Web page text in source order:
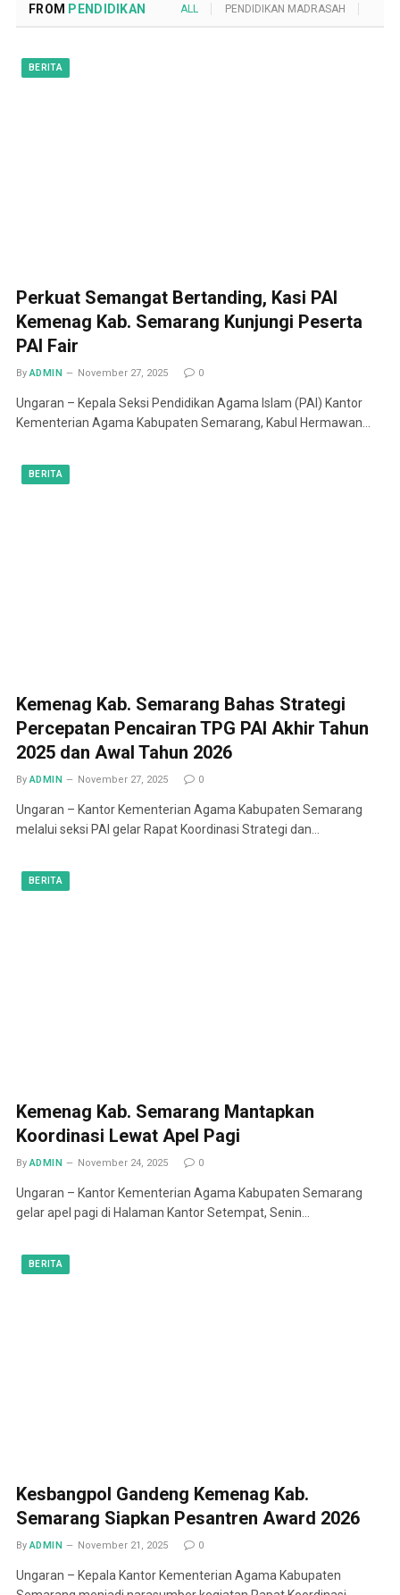
FROM PENDIDIKAN ALL PENDIDIKAN MADRASAH
BERITA
Perkuat Semangat Bertanding, Kasi PAI
Kemenag Kab. Semarang Kunjungi Peserta
PAI Fair
By ADMIN November 27, 2025 0
Ungaran – Kepala Seksi Pendidikan Agama Islam (PAI) Kantor
Kementerian Agama Kabupaten Semarang, Kabul Hermawan…
BERITA
Kemenag Kab. Semarang Bahas Strategi
Percepatan Pencairan TPG PAI Akhir Tahun
2025 dan Awal Tahun 2026
By ADMIN November 27, 2025 0
Ungaran – Kantor Kementerian Agama Kabupaten Semarang
melalui seksi PAI gelar Rapat Koordinasi Strategi dan…
BERITA
Kemenag Kab. Semarang Mantapkan
Koordinasi Lewat Apel Pagi
By ADMIN November 24, 2025 0
Ungaran – Kantor Kementerian Agama Kabupaten Semarang
gelar apel pagi di Halaman Kantor Setempat, Senin…
BERITA
Kesbangpol Gandeng Kemenag Kab.
Semarang Siapkan Pesantren Award 2026
By ADMIN November 21, 2025 0
Ungaran – Kepala Kantor Kementerian Agama Kabupaten